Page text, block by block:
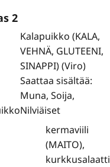
2
Kalapuikko (KALA,
VEHNÄ, GLUTEENI,
SINAPPI) (Viro)
Saattaa sisältää:
Muna, Soija,
Nilviäiset
kermaviili
(MAITO),
kurkkusalaatti